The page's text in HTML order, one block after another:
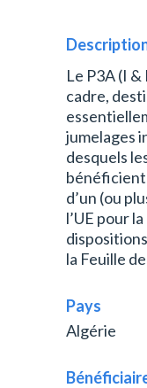
Le P3A (I
cadre,
jumelages
desquels
bénéficient
d’un (ou
l’UE pour
la Feuille
Pays
Algérie